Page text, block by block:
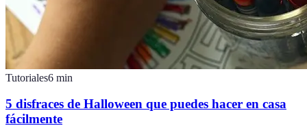
Tutoriales6 min
5 disfraces de Halloween que puedes hacer en casa
fácilmente